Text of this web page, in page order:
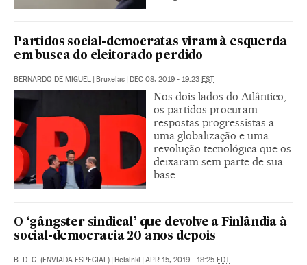
Partidos social-democratas viram à esquerda
em busca do eleitorado perdido
BERNARDO DE MIGUEL | Bruxelas | DEC 08, 2019 - 19:23 EST
Nos dois lados do Atlântico,
os partidos procuram
respostas progressistas a
uma globalização e uma
revolução tecnológica que os
deixaram sem parte de sua
base
O ‘gângster sindical’ que devolve a Finlândia à
social-democracia 20 anos depois
B. D. C. (ENVIADA ESPECIAL) | Helsinki | APR 15, 2019 - 18:25 EDT